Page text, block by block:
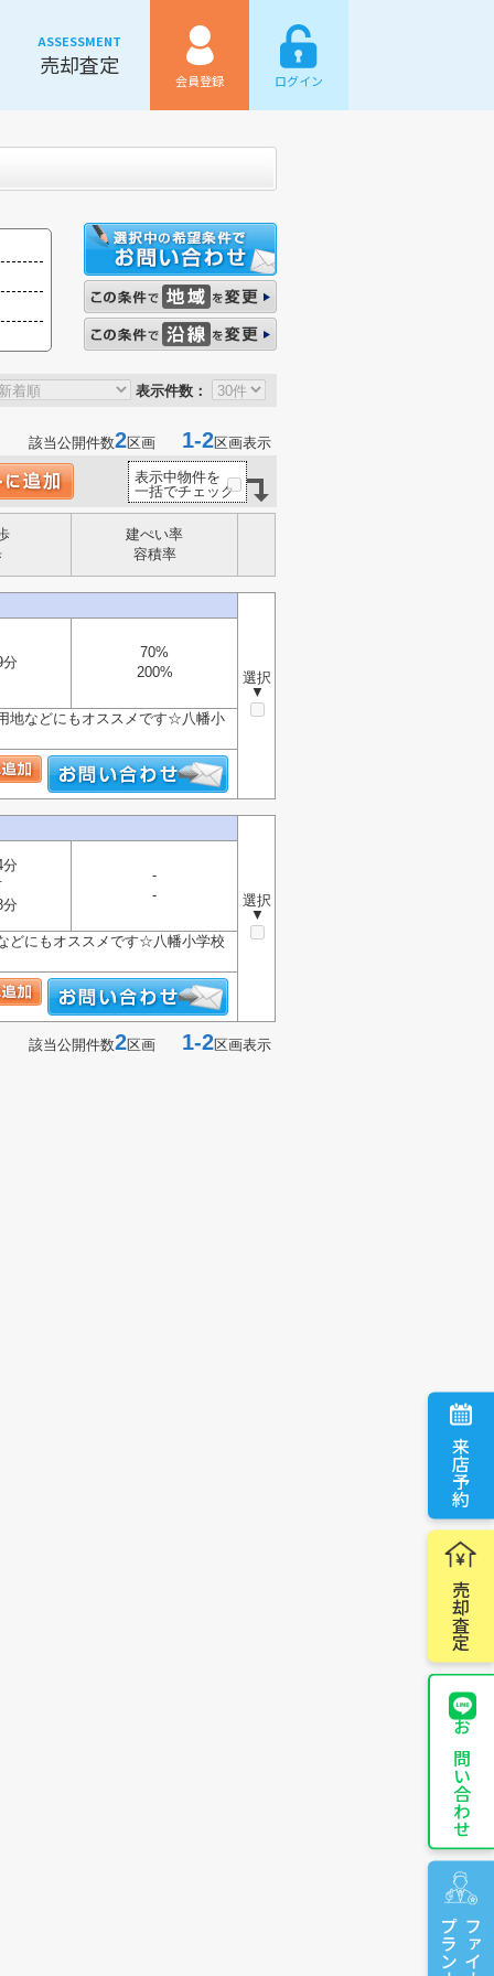
ASSESSMENT
売却査定
会員登録 ログイン
来店予約
売却査定
お問い合わせ
表示件数：
該当公開件数2区画 1-2区画表示
表示中物件を
一括でチェック
建ぺい率
容積率
選択
▼
分
70%
200%
地などにもオススメです☆八幡小
選択
▼
分
分
-
-
どにもオススメです☆八幡小学校
該当公開件数2区画 1-2区画表示